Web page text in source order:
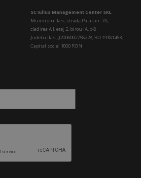
SC Iulius Management Center SRL
Municipiul Iasi, strada Palas nr. 7A,
cladirea A1, etaj 2, biroul A.b-8
Judetul Iasi, J2006002758228, RO 19181463,
Capital social 1000 RON